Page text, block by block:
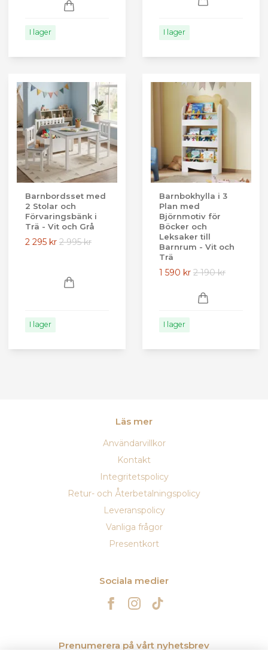
I lager I lager
Barnbordsset med
2 Stolar och
Förvaringsbänk i
Trä - Vit och Grå
2 295 kr 2 995 kr
I lager
Barnbokhylla i 3
Plan med
Björnmotiv för
Böcker och
Leksaker till
Barnrum - Vit och
Trä
1 590 kr 2 190 kr
I lager
Läs mer
Användarvillkor
Kontakt
Integritetspolicy
Retur- och Återbetalningspolicy
Leveranspolicy
Vanliga frågor
Presentkort
Sociala medier
Prenumerera på vårt nyhetsbrev